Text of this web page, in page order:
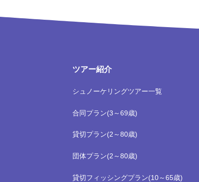
ツアー紹介
シュノーケリングツアー一覧
合同プラン(3～69歳)
貸切プラン(2～80歳)
団体プラン(2～80歳)
貸切フィッシングプラン(10～65歳)